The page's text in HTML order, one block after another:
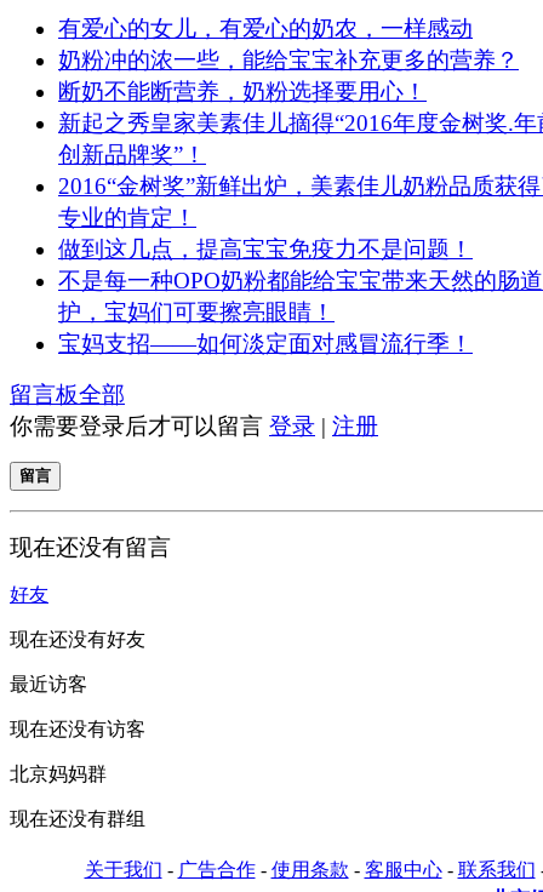
有爱心的女儿，有爱心的奶农，一样感动
奶粉冲的浓一些，能给宝宝补充更多的营养？
断奶不能断营养，奶粉选择要用心！
新起之秀皇家美素佳儿摘得“2016年度金树奖.年
创新品牌奖”！
2016“金树奖”新鲜出炉，美素佳儿奶粉品质获
专业的肯定！
做到这几点，提高宝宝免疫力不是问题！
不是每一种OPO奶粉都能给宝宝带来天然的肠
护，宝妈们可要擦亮眼睛！
宝妈支招——如何淡定面对感冒流行季！
留言板全部
你需要登录后才可以留言 登录 | 注册
留言
现在还没有留言
好友
现在还没有好友
最近访客
现在还没有访客
北京妈妈群
现在还没有群组
关于我们 - 广告合作- 使用条款 - 客服中心- 联系我们